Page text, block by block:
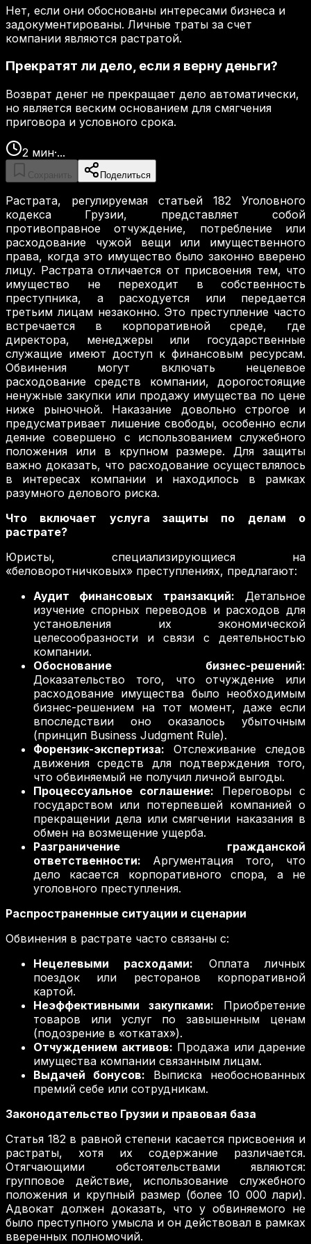
Нет, если они обоснованы интересами бизнеса и
задокументированы. Личные траты за счет
компании являются растратой.
Прекратят ли дело, если я верну деньги?
Возврат денег не прекращает дело автоматически,
но является веским основанием для смягчения
приговора и условного срока.
2 мин·...
Сохранить Поделиться
Растрата, регулируемая статьей 182 Уголовного
кодекса Грузии, представляет собой
противоправное отчуждение, потребление или
расходование чужой вещи или имущественного
права, когда это имущество было законно вверено
лицу. Растрата отличается от присвоения тем, что
имущество не переходит в собственность
преступника, а расходуется или передается
третьим лицам незаконно. Это преступление часто
встречается в корпоративной среде, где
директора, менеджеры или государственные
служащие имеют доступ к финансовым ресурсам.
Обвинения могут включать нецелевое
расходование средств компании, дорогостоящие
ненужные закупки или продажу имущества по цене
ниже рыночной. Наказание довольно строгое и
предусматривает лишение свободы, особенно если
деяние совершено с использованием служебного
положения или в крупном размере. Для защиты
важно доказать, что расходование осуществлялось
в интересах компании и находилось в рамках
разумного делового риска.
Что включает услуга защиты по делам о
растрате?
Юристы, специализирующиеся на
«беловоротничковых» преступлениях, предлагают:
Аудит финансовых транзакций: Детальное
изучение спорных переводов и расходов для
установления их экономической
целесообразности и связи с деятельностью
компании.
Обоснование бизнес-решений:
Доказательство того, что отчуждение или
расходование имущества было необходимым
бизнес-решением на тот момент, даже если
впоследствии оно оказалось убыточным
(принцип Business Judgment Rule).
Форензик-экспертиза: Отслеживание следов
движения средств для подтверждения того,
что обвиняемый не получил личной выгоды.
Процессуальное соглашение: Переговоры с
государством или потерпевшей компанией о
прекращении дела или смягчении наказания в
обмен на возмещение ущерба.
Разграничение гражданской
ответственности: Аргументация того, что
дело касается корпоративного спора, а не
уголовного преступления.
Распространенные ситуации и сценарии
Обвинения в растрате часто связаны с:
Нецелевыми расходами: Оплата личных
поездок или ресторанов корпоративной
картой.
Неэффективными закупками: Приобретение
товаров или услуг по завышенным ценам
(подозрение в «откатах»).
Отчуждением активов: Продажа или дарение
имущества компании связанным лицам.
Выдачей бонусов: Выписка необоснованных
премий себе или сотрудникам.
Законодательство Грузии и правовая база
Статья 182 в равной степени касается присвоения и
растраты, хотя их содержание различается.
Отягчающими обстоятельствами являются:
групповое действие, использование служебного
положения и крупный размер (более 10 000 лари).
Адвокат должен доказать, что у обвиняемого не
было преступного умысла и он действовал в рамках
вверенных полномочий.